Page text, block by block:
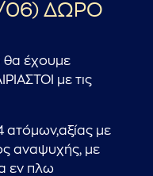
06) ΔΩΡΟ
έχουμε
με τις
ατόμων,αξίας με
αναψυχής, με
εν πλω